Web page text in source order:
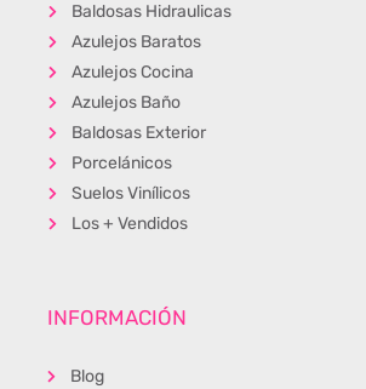
Baldosas Hidraulicas
Azulejos Baratos
Azulejos Cocina
Azulejos Baño
Baldosas Exterior
Porcelánicos
Suelos Vinílicos
Los + Vendidos
INFORMACIÓN
Blog